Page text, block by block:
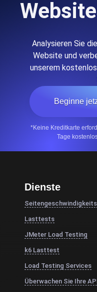
Analysieren Sie
Website und
unserem
Beginne
*Keine Kreditkarte
Tage
Dienste
Lasttests
JMeter Load Testing
k6 Lasttest
Load Testing Services
Überwachen Sie Ihre